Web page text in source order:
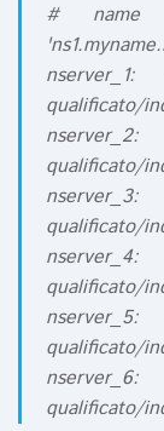
# name
qualificato/
qualificato/
qualificato/
qualificato/
qualificato/
qualificato/